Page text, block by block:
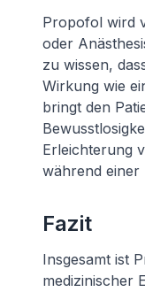
Propofol wird
oder
zu wissen,
Wirkung wie
bringt den
Erleichterung
während einer
Fazit
Insgesamt ist
medizinischer